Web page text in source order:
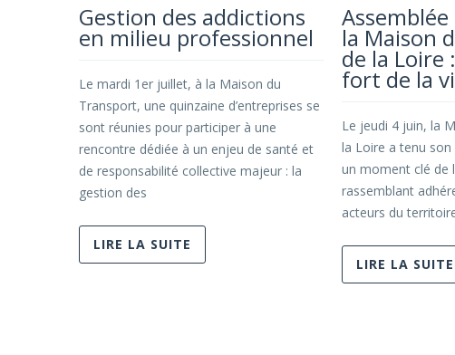
Gestion des addictions
en milieu professionnel
Le mardi 1er juillet, à la Maison du
Transport, une quinzaine d’entreprises se
sont réunies pour participer à une
rencontre dédiée à un enjeu de santé et
de responsabilité collective majeur : la
gestion des
LIRE LA SUITE
la Maison
de la Loire
fort de la
Le jeudi 4 juin, la
la Loire a tenu son
un moment clé de
rassemblant
acteurs du
LIRE LA SUITE